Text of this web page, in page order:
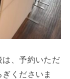
、予約いただ
くださいま